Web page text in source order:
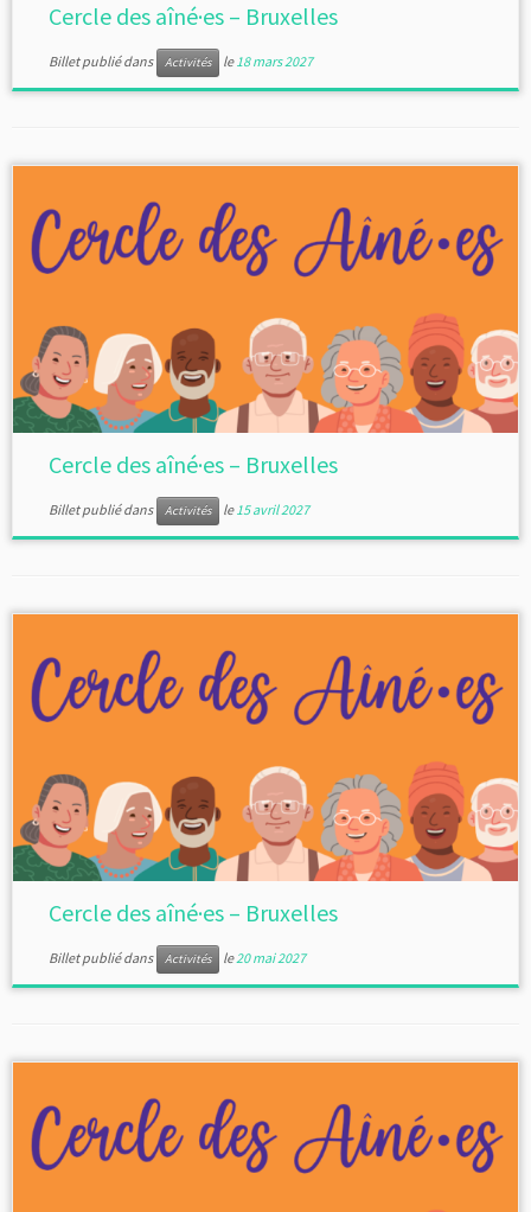
Cercle des aîné·es – Bruxelles
Billet publié dans Activités le 18 mars 2027
Cercle des aîné·es – Bruxelles
Billet publié dans Activités le 15 avril 2027
Cercle des aîné·es – Bruxelles
Billet publié dans Activités le20 mai 2027